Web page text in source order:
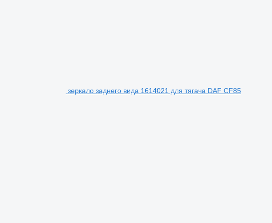
зеркало заднего вида 1614021 для тягача DAF CF85